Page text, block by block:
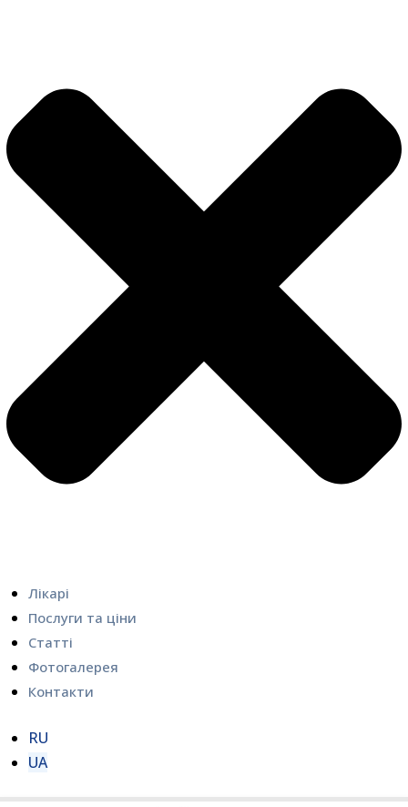
Лікарі
Послуги та ціни
Статті
Фотогалерея
Контакти
RU
UA